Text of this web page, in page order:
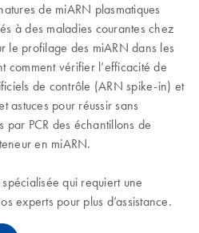
de miARN plasmatiques
à des maladies courantes chez
le profilage des miARN dans les
comment vérifier l’efficacité de
de contrôle (ARN spike-in) et
astuces pour réussir sans
par PCR des échantillons de
en miARN.
qui requiert une
experts pour plus d’assistance.